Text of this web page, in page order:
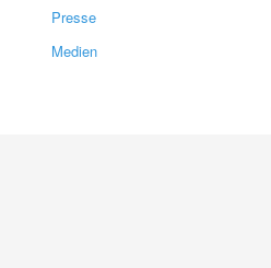
Presse
Medien